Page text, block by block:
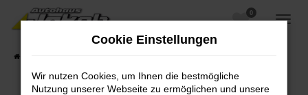
Zum
Hauptinhalt
0
Cookie Einstellungen
Wir nutzen Cookies, um Ihnen die bestmögliche
Nutzung unserer Webseite zu ermöglichen und unsere